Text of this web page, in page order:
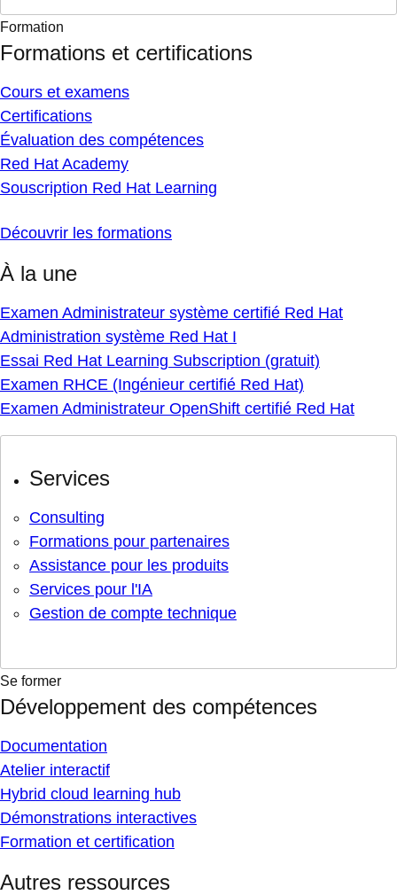
Formation
Formations et certifications
Cours et examens
Certifications
Évaluation des compétences
Red Hat Academy
Souscription Red Hat Learning
Découvrir les formations
À la une
Examen Administrateur système certifié Red Hat
Administration système Red Hat I
Essai Red Hat Learning Subscription (gratuit)
Examen RHCE (Ingénieur certifié Red Hat)
Examen Administrateur OpenShift certifié Red Hat
Services
Consulting
Formations pour partenaires
Assistance pour les produits
Services pour l'IA
Gestion de compte technique
Se former
Développement des compétences
Documentation
Atelier interactif
Hybrid cloud learning hub
Démonstrations interactives
Formation et certification
Autres ressources